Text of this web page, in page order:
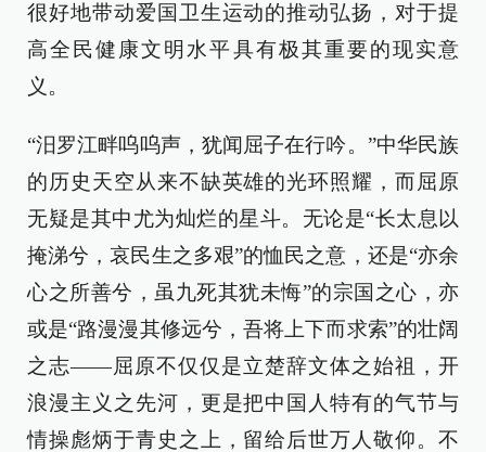
很好地带动爱国卫生运动的推动弘扬，对于提
高全民健康文明水平具有极其重要的现实意
义。
“汨罗江畔呜呜声，犹闻屈子在行吟。”中华民族
的历史天空从来不缺英雄的光环照耀，而屈原
无疑是其中尤为灿烂的星斗。无论是“长太息以
掩涕兮，哀民生之多艰”的恤民之意，还是“亦余
心之所善兮，虽九死其犹未悔”的宗国之心，亦
或是“路漫漫其修远兮，吾将上下而求索”的壮阔
之志——屈原不仅仅是立楚辞文体之始祖，开
浪漫主义之先河，更是把中国人特有的气节与
情操彪炳于青史之上，留给后世万人敬仰。不